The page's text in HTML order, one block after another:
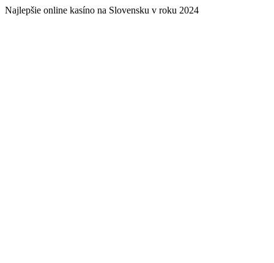
Najlepšie online kasíno na Slovensku v roku 2024